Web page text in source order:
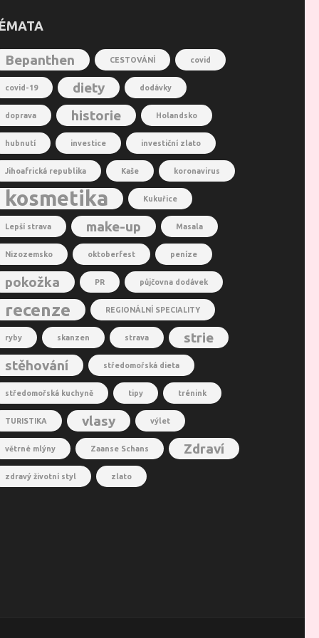
Bepanthen CESTOVÁNÍ covid
covid-19 diety dodávky
doprava historie Holandsko
hubnutí investice investiční zlato
Jihoafrická republika Kaše koronavirus
kosmetika Kukuřice
Lepší strava make-up Masala
Nizozemsko oktoberfest peníze
pokožka PR půjčovna dodávek
recenze REGIONÁLNÍ SPECIALITY
ryby skanzen strava
strie
stěhování
středomořská dieta
středomořská kuchyně tipy trénink
TURISTIKA vlasy výlet
větrné mlýny Zaanse Schans Zdraví
zdravý životní styl zlato